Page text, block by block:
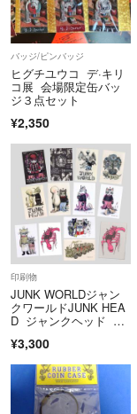
バッジ/ピンバッジ
ヒグチユウコ デ·キリ
コ展 会場限定缶バッ
ジ３点セット
¥2,350
印刷物
JUNK WORLDジャン
クワールドJUNK HEA
D ジャンクヘッド 堀
グチユウコポストカー
¥3,300